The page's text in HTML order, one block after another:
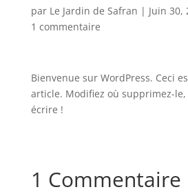
par Le Jardin de Safran | Juin 30,
1 commentaire
Bienvenue sur WordPress. Ceci
article. Modifiez où supprimez-
écrire !
1 Commentaire